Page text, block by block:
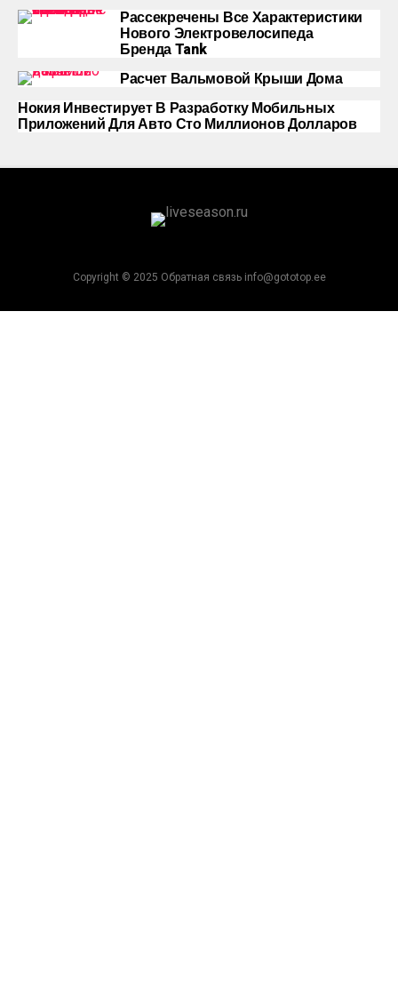
Рассекречены Все Характеристики
Нового Электровелосипеда
Бренда Tank
Расчет Вальмовой Крыши Дома
Нокия Инвестирует В Разработку Мобильных
Приложений Для Авто Сто Миллионов Долларов
Copyright © 2025 Обратная связь info@gototop.ee